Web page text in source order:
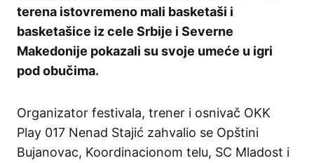
terena istovremeno mali basketaši i
basketašice iz cele Srbije i Severne
Makedonije pokazali su svoje umeće u igri
pod obučima.
Organizator festivala, trener i osnivač OKK
Play 017 Nenad Stajić zahvalio se Opštini
Bujanovac, Koordinacionom telu, SC Mladost i